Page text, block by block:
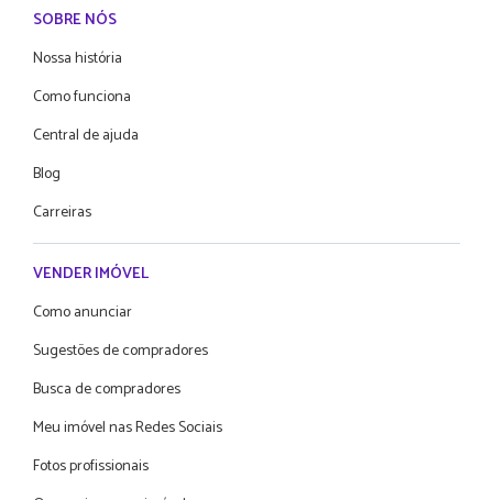
SOBRE NÓS
Nossa história
Como funciona
Central de ajuda
Blog
Carreiras
VENDER IMÓVEL
Como anunciar
Sugestões de compradores
Busca de compradores
Meu imóvel nas Redes Sociais
Fotos profissionais